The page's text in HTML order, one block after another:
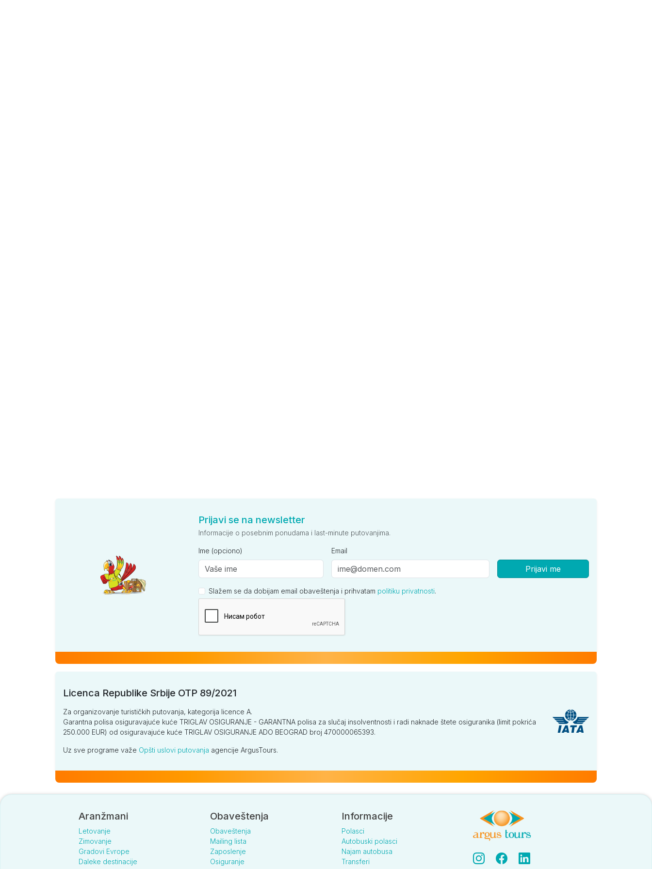
Prijavi se na newsletter
Informacije o posebnim ponudama i last-minute putovanjima.
Ime (opciono) Email
Prijavi me
Slažem se da dobijam email obaveštenja i prihvatam politiku privatnosti.
Licenca Republike Srbije OTP 89/2021
Za organizovanje turističkih putovanja, kategorija licence A.
Garantna polisa osiguravajuće kuće TRIGLAV OSIGURANJE - GARANTNA polisa za slučaj insolventnosti i radi naknade štete osiguranika (limit pokrića
250.000 EUR) od osiguravajuće kuće TRIGLAV OSIGURANJE ADO BEOGRAD broj 470000065393.
Uz sve programe važe Opšti uslovi putovanja agencije ArgusTours.
Aranžmani
Letovanje
Zimovanje
Gradovi Evrope
Daleke destinacije
Obaveštenja
Obaveštenja
Mailing lista
Zaposlenje
Osiguranje
Informacije
Polasci
Autobuski polasci
Najam autobusa
Transferi